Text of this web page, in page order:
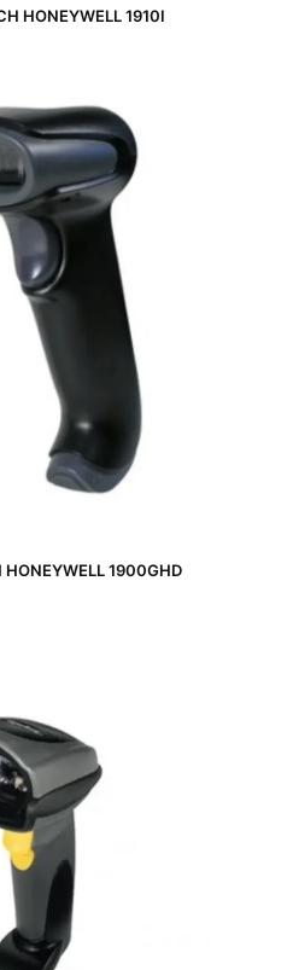
HONEYWELL 1910I
1900GHD